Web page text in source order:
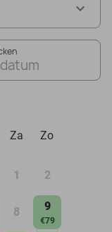
Za Zo
1 2
8 9
€79